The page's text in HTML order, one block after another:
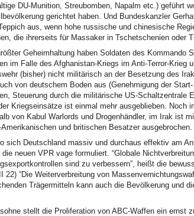
DU-Munition, Streubomben, Napalm etc.) geführt
gerichtet haben. Und Bundeskanzler
aus, wenn hohe russische und chinesische
die ihrerseits für Massaker in Tschetschenien oder
Geheimhaltung haben Soldaten des Kommando
im Falle des Afghanistan-Kriegs im Anti-Terror-Krieg
(bisher) nicht militärisch an der Besetzung des
von deutschem Boden aus (Genehmigung der
Steuerung durch die militärische US-Schaltzentrale
Kriegseinsätze ist einmal mehr ausgeblieben. Noch
von Kabul Warlords und Drogenhändler, im Irak ist
und britischen Besatzer ausgebrochen.
sich Deutschland massiv und durchaus effektiv am
die neuen VPR vage formuliert. “Globale
sind zu verbessern”, heißt die
22) “Die Weiterverbreitung von
Trägermitteln kann auch die Bevölkerung und
stellt die Proliferation von ABC-Waffen ein ernst